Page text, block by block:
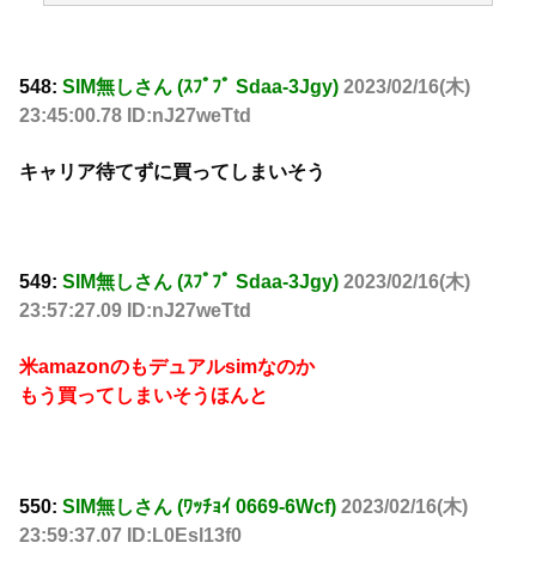
548: SIM無しさん (ｽﾌﾟﾌﾟ Sdaa-3Jgy) 2023/02/16(木)
23:45:00.78 ID:nJ27weTtd
キャリア待てずに買ってしまいそう
549: SIM無しさん (ｽﾌﾟﾌﾟ Sdaa-3Jgy) 2023/02/16(木)
23:57:27.09 ID:nJ27weTtd
米amazonのもデュアルsimなのか
もう買ってしまいそうほんと
550: SIM無しさん (ﾜｯﾁｮｲ 0669-6Wcf) 2023/02/16(木)
23:59:37.07 ID:L0Esl13f0